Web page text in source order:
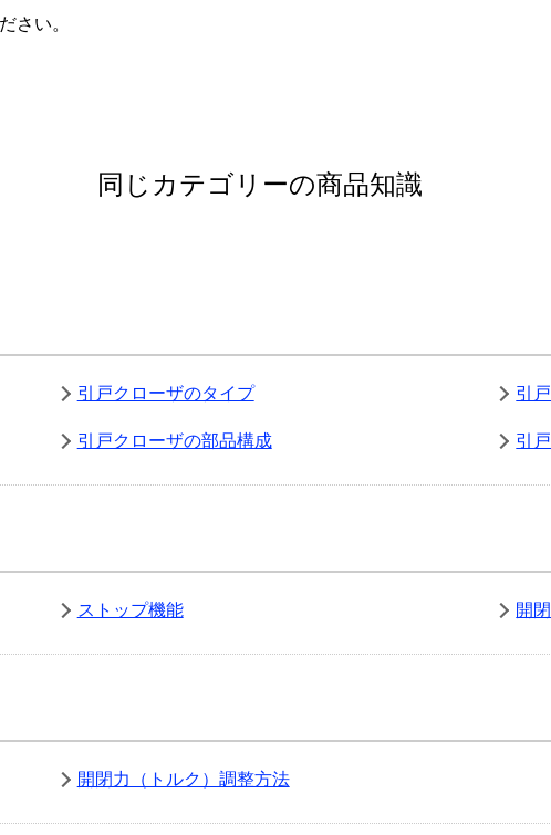
さい。
同じカテゴリーの商品知識
引戸クローザのタイプ 引
引戸クローザの部品構成 引
ストップ機能 開
開閉力（トルク）調整方法